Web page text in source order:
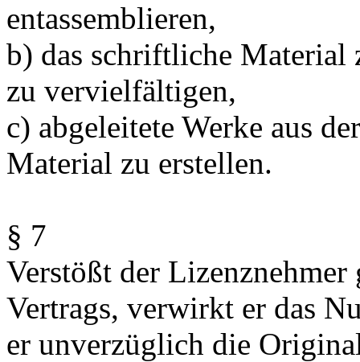
entassemblieren,
b) das schriftliche Material
zu vervielfältigen,
c) abgeleitete Werke aus
Material zu erstellen.
§ 7
Verstößt der Lizenznehmer
Vertrags, verwirkt er das
er unverzüglich die